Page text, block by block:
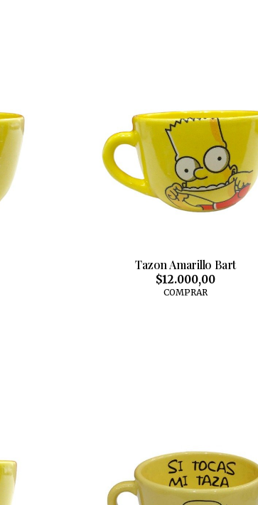
Tazon Amarillo Bart
$12.000,00
COMPRAR